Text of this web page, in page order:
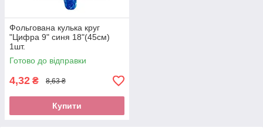
Фольгована кулька круг
"Цифра 9" синя 18"(45см)
1шт.
Готово до відправки
4,32 ₴ 8,63 ₴
Купити